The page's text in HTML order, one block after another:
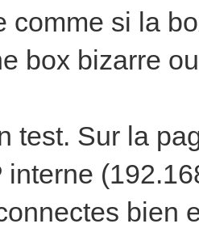
comme si la
box bizarre
test. Sur la
interne
bien